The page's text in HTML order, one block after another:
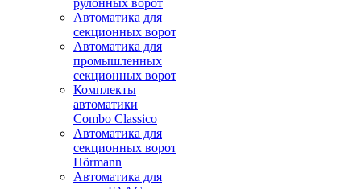
рулонных ворот
Автоматика для
секционных ворот
Автоматика для
промышленных
секционных ворот
Комплекты
автоматики
Combo Classico
Автоматика для
секционных ворот
Hörmann
Автоматика для